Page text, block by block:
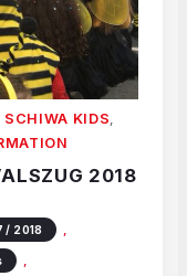
SCHIWA KIDS,
2018
/ 2018 ,
,